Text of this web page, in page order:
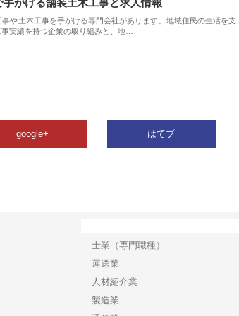
がける舗装土木工事と求人情報
や土木工事を手がける専門会社があります。地域住民の生活を支
実績を持つ企業の取り組みと、地…
google+ はてブ
士業（専門職種）
運送業
人材紹介業
製造業